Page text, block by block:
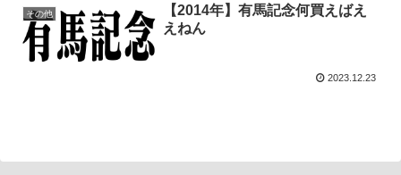
その他
【2014年】有馬記念何買えばえ
えねん
2023.12.23